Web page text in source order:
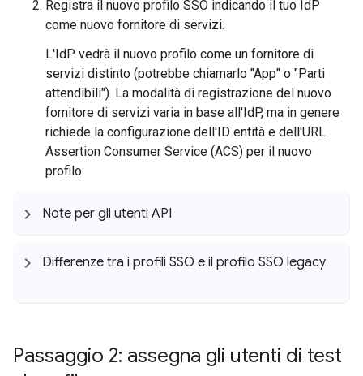
Registra il nuovo profilo SSO indicando il tuo IdP
come nuovo fornitore di servizi.
L'IdP vedrà il nuovo profilo come un fornitore di
servizi distinto (potrebbe chiamarlo "App" o "Parti
attendibili"). La modalità di registrazione del nuovo
fornitore di servizi varia in base all'IdP, ma in genere
richiede la configurazione dell'ID entità e dell'URL
Assertion Consumer Service (ACS) per il nuovo
profilo.
Note per gli utenti API
Differenze tra i profili SSO e il profilo SSO legacy
Passaggio 2: assegna gli utenti di test